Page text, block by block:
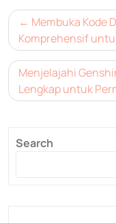
Post
navigation
Membuka Kode
Komprehensif
Menjelajahi
Lengkap untuk
Search